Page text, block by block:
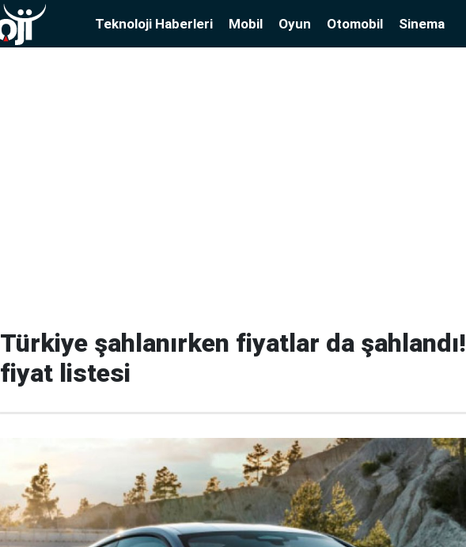
Teknoloji Haberleri Mobil Oyun Otomobil Sinema
Türkiye şahlanırken fiyatlar da
fiyat listesi